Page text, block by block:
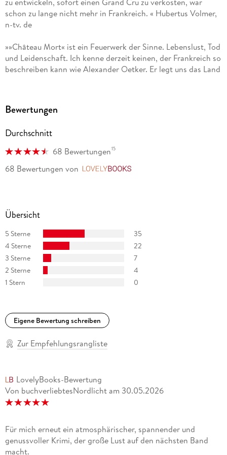
schon zu lange nicht mehr in Frankreich. « Hubertus Volmer,
n-tv. de
»»Château Mort« ist ein Feuerwerk der Sinne. Lebenslust, Tod
und Leidenschaft. Ich kenne derzeit keinen, der Frankreich so
beschreiben kann wie Alexander Oetker. Er legt uns das Land
»Hoher Sehnsuchtsfaktor! « Volker Albers, Hamburger
»Ein spannender Krimi! « Main Spitze
»Der Plot dieses spannenden Krimis überzeugt ebenso wie die
Andrea Hauser, Rhein-Sieg-Anzeiger
»Spannung und Liebe vor traumhafter Kulisse. « WZ
Westdeutsche Zeitung
»Es ist ein Liegestuhl-Buch für den Sommer. Weinkenner und
-liebhaber kommen voll auf ihre Kosten. « Annemarie
»Ein spannendes Buch zum Genießen. « Running
»Der Autor hat ein Gespür dafür, einen Plot ganz langsam
reifen zu lassen, mit Bedacht so wie es die Weinbauern mit
Bewertungen
Durchschnitt
68 Bewertungen15
68 Bewertungen von
Übersicht
5 Sterne
35
4 Sterne
22
3 Sterne
7
2 Sterne
4
1 Stern
0
Eigene Bewertung schreiben
Zur Empfehlungsrangliste
LovelyBooks-Bewertung
Von buchverliebtesNordlicht am 30.05.2026
Für mich erneut ein atmosphärischer, spannender und
genussvoller Krimi, der große Lust auf den nächsten Band
macht.